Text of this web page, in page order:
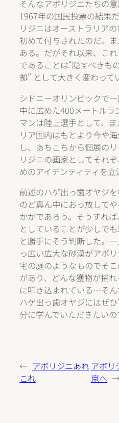
そんなアボリジニたちの
1967年の国民投票の結果
リジニはオーストラリア
初めて付与されたのだ。
ある。だがそれ以来、こ
であることは“隠すべきも
拠” として大きく変わって
シドニーオリンピックで
中に広めた400メートルラ
マンは陸上選手として、
リア国内はもとより今や
し、あちこちから個展の
リジニの画家としてそれ
めのアイデンティティを
前述のハゲ出っ歯オヤジ
のど真ん中におっ放して
かがであろう。そうすれ
としていることが少しで
と勝手にそう判断した。
っ広い広大な砂漠がアボ
宅の庭のようなものでそ
があり、どんな獲物が捕
に叩き込まれている…そ
ハゲ出っ歯オヤジにはぜ
分に学んでいただきたいの
← アボリジニあれ
これ
アボリ
京へ